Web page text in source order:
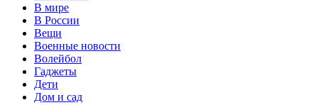
В мире
В России
Вещи
Военные новости
Волейбол
Гаджеты
Дети
Дом и сад